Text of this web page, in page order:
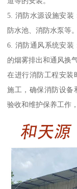
5. 消防水源设施安装
防水池、消防水泵等。
6. 消防通风系统安
的烟雾排出和通风换气
在进行消防工程安装
施工，确保消防设备
验收和维护保养工作